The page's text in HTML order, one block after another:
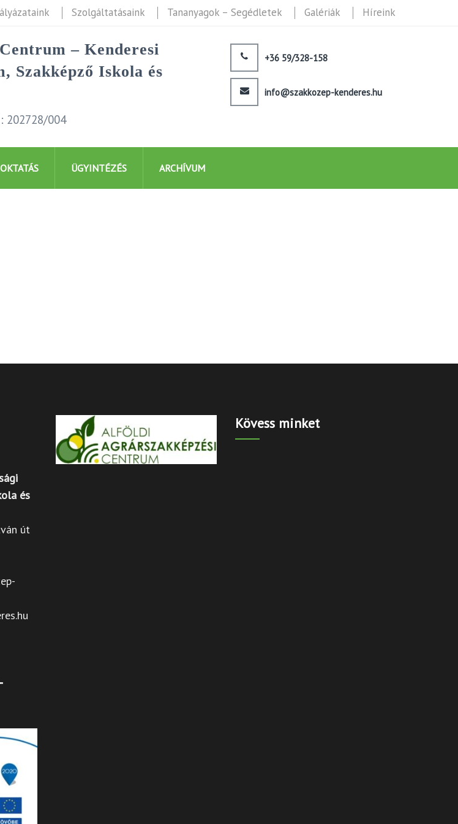
Szolgáltatásaink Tananyagok – Segédletek Galériák Híreink
– Kenderesi
Szakképző Iskola és
202728/004
+36 59/328-158
info@szakkozep-kenderes.hu
ÜGYINTÉZÉS ARCHÍVUM
és
út
Kövess minket